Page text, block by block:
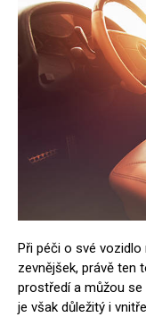
Při péči o své
zevnějšek, právě ten
prostředí a můžou se
je však důležitý i